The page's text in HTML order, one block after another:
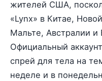
жителей США,
«Lynx» в Китае,
Мальте, Австралии и
Официальный
спрей для тела на
неделе и в